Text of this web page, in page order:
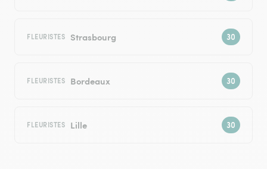
FLEURISTES Strasbourg
FLEURISTES Bordeaux
FLEURISTES Lille